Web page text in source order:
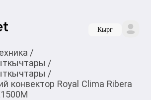
Кырг
/
/
/
конвектор Royal Clima Ribera